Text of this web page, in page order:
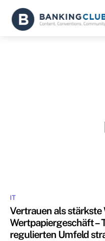
IT
Vertrauen als stärkste
Wertpapiergeschäft –
regulierten Umfeld